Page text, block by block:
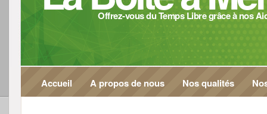
Offrez-vous du Temps Libre grâce à nos
Accueil A propos de nous Nos qualités